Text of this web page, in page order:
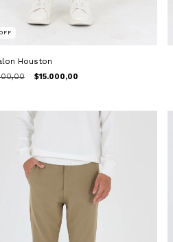
OFF
Houston
$15.000,00